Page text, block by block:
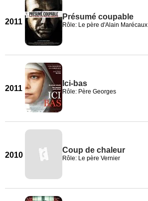
2011
Présumé coupable
Rôle: Le père d'Alain Marécaux
2011
Ici-bas
Rôle: Père Georges
2010
Coup de chaleur
Rôle: Le père Vernier